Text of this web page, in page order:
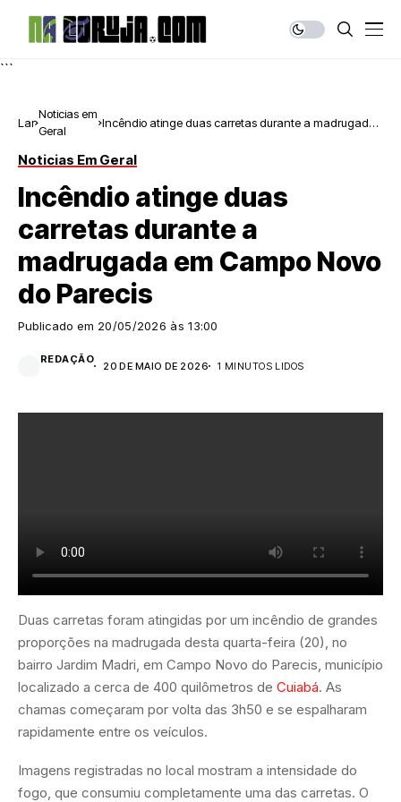
```
Lar
Noticias em
Geral
Incêndio atinge duas carretas durante a madrugada
Noticias Em Geral
Incêndio atinge duas
carretas durante a
madrugada em Campo Novo
do Parecis
Publicado em 20/05/2026 às 13:00
REDAÇÃO
20 DE MAIO DE 2026 1 MINUTOS LIDOS
Duas carretas foram atingidas por um incêndio de grandes
proporções na madrugada desta quarta-feira (20), no
bairro Jardim Madri, em Campo Novo do Parecis, município
localizado a cerca de 400 quilômetros de Cuiabá. As
chamas começaram por volta das 3h50 e se espalharam
rapidamente entre os veículos.
Imagens registradas no local mostram a intensidade do
fogo, que consumiu completamente uma das carretas. O